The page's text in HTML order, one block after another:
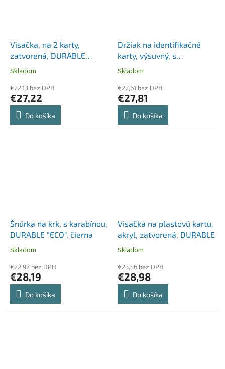
Visačka, na 2 karty,
zatvorená, DURABLE
"ENCLOSED", priehľadná
Skladom
€22,13 bez DPH
€27,22
Do košíka
Držiak na identifikačné
karty, výsuvný, s
karabínou, DURABLE
Skladom
€22,61 bez DPH
€27,81
Do košíka
Šnúrka na krk, s karabínou,
DURABLE "ECO", čierna
Skladom
€22,92 bez DPH
€28,19
Do košíka
Visačka na plastovú kartu,
akryl, zatvorená, DURABLE
Skladom
€23,56 bez DPH
€28,98
Do košíka